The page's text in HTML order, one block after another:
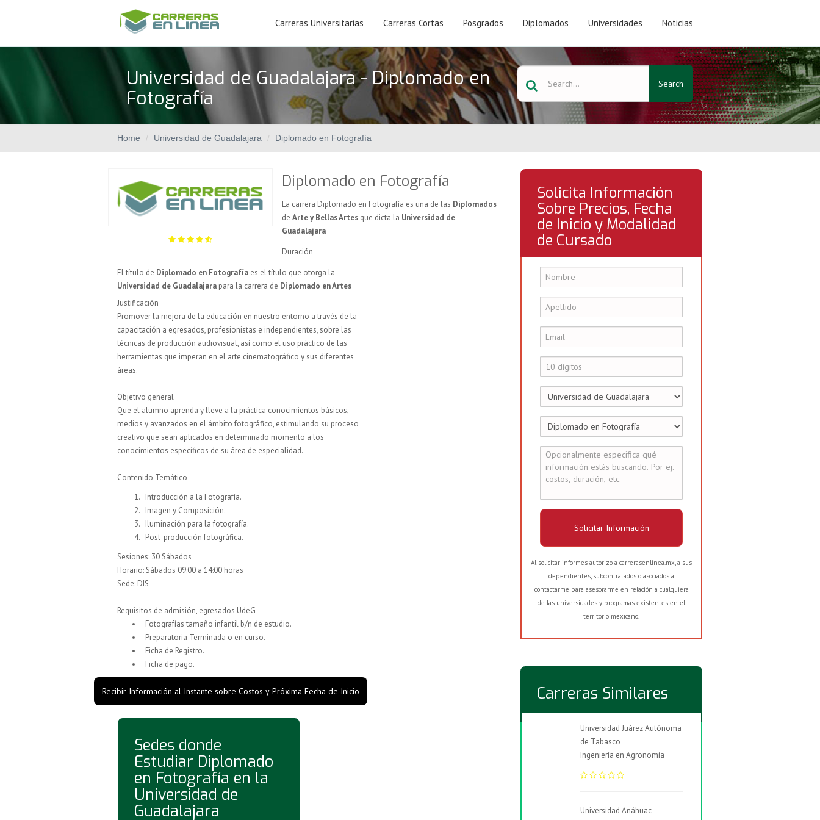
Carreras Universitarias Carreras Cortas Posgrados Diplomados Universidades Noticias
Universidad de Guadalajara - Diplomado en
Fotografía
Search
Home Universidad de Guadalajara Diplomado en Fotografía
Diplomado en Fotografía
La carrera Diplomado en Fotografía es una de las Diplomados
de Arte y Bellas Artes que dicta la Universidad de
Guadalajara
Duración
El título de Diplomado en Fotografía es el título que otorga la
Universidad de Guadalajara para la carrera de Diplomado en Artes
Justificación
Promover la mejora de la educación en nuestro entorno a través de la
capacitación a egresados, profesionistas e independientes, sobre las
técnicas de producción audiovisual, así como el uso práctico de las
herramientas que imperan en el arte cinematográfico y sus diferentes
áreas.
Objetivo general
Que el alumno aprenda y lleve a la práctica conocimientos básicos,
medios y avanzados en el ámbito fotográfico, estimulando su proceso
creativo que sean aplicados en determinado momento a los
conocimientos específicos de su área de especialidad.
Contenido Temático
Introducción a la Fotografía.
Imagen y Composición.
Iluminación para la fotografía.
Post-producción fotográfica.
Sesiones: 30 Sábados
Horario: Sábados 09:00 a 14:00 horas
Sede: DIS
Requisitos de admisión, egresados UdeG
Fotografías tamaño infantil b/n de estudio.
Preparatoria Terminada o en curso.
Ficha de Registro.
Ficha de pago.
Recibir Información al Instante sobre Costos y Próxima Fecha de Inicio
Sedes donde
Estudiar Diplomado
en Fotografía en la
Universidad de
Guadalajara
Solicita Información
Sobre Precios, Fecha
de Inicio y Modalidad
de Cursado
Solicitar Información
Al solicitar informes autorizo a carrerasenlinea.mx, a sus
dependientes, subcontratados o asociados a
contactarme para asesorarme en relación a cualquiera
de las universidades y programas existentes en el
territorio mexicano.
Carreras Similares
Universidad Juárez Autónoma
de Tabasco
Ingeniería en Agronomía
Universidad Anáhuac